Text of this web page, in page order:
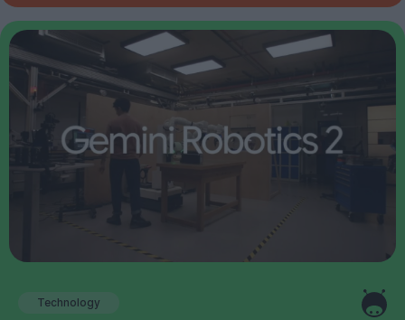
Technology